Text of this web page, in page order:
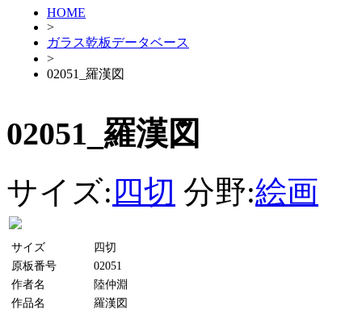
HOME
>
ガラス乾板データベース
>
02051_羅漢図
02051_羅漢図
サイズ: 四切 分野:絵画
サイズ
四切
原板番号
02051
作者名
陸仲淵
作品名
羅漢図